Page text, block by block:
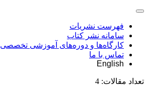
فهرست نشریات
سامانه نشر کتاب
کارگاه‌ها و دوره‌های آموزشی تخصصی
تماس با ما
English
تعداد مقالات: 4